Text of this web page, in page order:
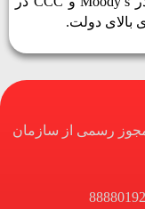
مجوز رسمی از سازمان